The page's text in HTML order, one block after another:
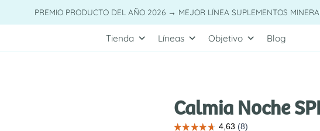
PREMIO PRODUCTO DEL AÑO 2026 → MEJOR LÍNEA SUPLEMENTOS
Tienda Líneas Objetivo Blog
Calmia Noche